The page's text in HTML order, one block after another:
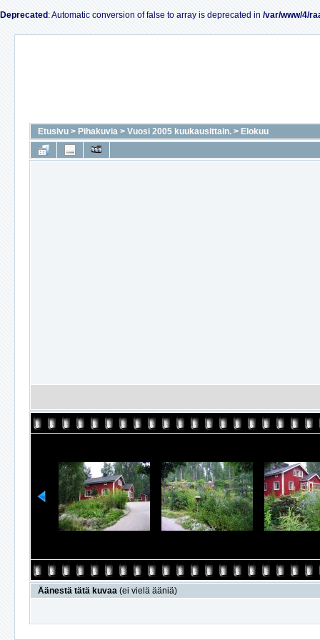
Deprecated : Automatic conversion of false to array is deprecated in /var/www/4/
Etusivu > Pihakuvia > Vuosi 2005 kuukausittain. > Elokuu
Äänestä tätä kuvaa (ei vielä ääniä)